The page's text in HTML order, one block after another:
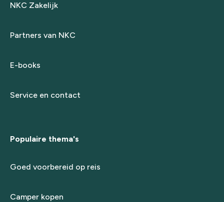
NKC Zakelijk
Partners van NKC
E-books
Service en contact
Populaire thema's
Goed voorbereid op reis
Camper kopen